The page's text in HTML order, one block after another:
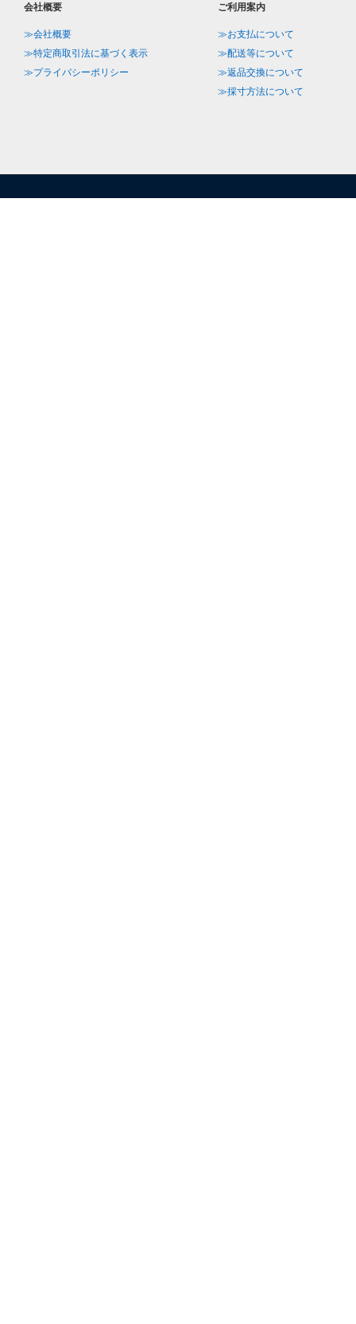
会社概要
≫会社概要
≫特定商取引法に基づく表示
≫プライバシーポリシー
ご利用案内
≫お支払について
≫配送等について
≫返品交換について
≫採寸方法について